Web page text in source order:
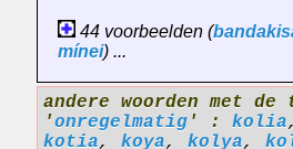
44 voorbeelden (
mínei) ...
andere woorden met de
'onregelmatig ' : kolia
kotia, koya, kolya,